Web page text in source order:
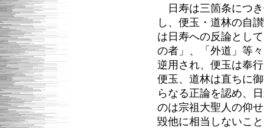
日寿は三箇条につ
し、便玉・道林の自
は日寿への反論とし
の者」、「外道」等
逆用され、便玉は奉
便玉、道林は直ちに
らなる正論を認め、
のは宗祖大聖人の仰
毀他に相当しないこ